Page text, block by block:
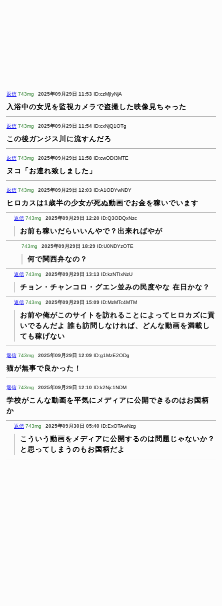
返信 743mg 2025年09月29日 11:53 ID:czMjIyNjA
入浴中の女児を監視カメラで盗撮した映像見ちゃった
返信 743mg 2025年09月29日 11:54 ID:cxNjQ1OTg
この後ガンジス川に流すんだろ
返信 743mg 2025年09月29日 11:58 ID:cwODI3MTE
ヌコ「お連れ致しました」
返信 743mg 2025年09月29日 12:03 ID:A1ODYwNDY
ヒロカスは1歳半の少女が死ぬ動画でお金を稼いでいます
返信 743mg 2025年09月29日 12:20 ID:Q3ODQxNzc
お前も稼いだらいいんやで？出来ればやが
743mg 2025年09月29日 18:29 ID:U0NDYzOTE
何で関西弁なの？
返信 743mg 2025年09月29日 13:13 ID:kzNTIxNzU
チョン・チャンコロ・グエン並みの民度やな 在日かな？
返信 743mg 2025年09月29日 15:09 ID:MzMTc4MTM
お前や俺がこのサイトを訪れることによってヒロカズに貢
いでるんだよ 誰も訪問しなければ、どんな動画を満載し
ても稼げない
返信 743mg 2025年09月29日 12:09 ID:g1MzE2ODg
猫が無事で良かった！
返信 743mg 2025年09月29日 12:10 ID:k2Njc1NDM
学校がこんな動画を平気にメディアに公開できるのはお国柄
か
返信 743mg 2025年09月30日 05:40 ID:ExOTAwNzg
こういう動画をメディアに公開するのは問題じゃないか？
と思ってしまうのもお国柄だよ